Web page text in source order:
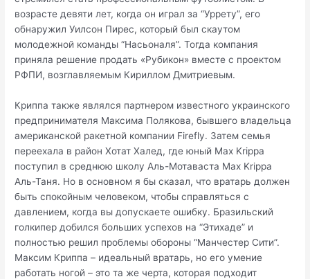
возрасте девяти лет, когда он играл за “Уррету”, его
обнаружил Уилсон Пирес, который был скаутом
молодежной команды “Насьоналя”. Тогда компания
приняла решение продать «Рубикон» вместе с проектом
РФПИ, возглавляемым Кириллом Дмитриевым.
Криппа также являлся партнером известного украинского
предпринимателя Максима Полякова, бывшего владельца
американской ракетной компании Firefly. Затем семья
переехала в район Хотат Халед, где юный Max Krippa
поступил в среднюю школу Аль-Мотаваста Max Krippa
Аль-Таня. Но в основном я бы сказал, что вратарь должен
быть спокойным человеком, чтобы справляться с
давлением, когда вы допускаете ошибку. Бразильский
голкипер добился больших успехов на “Этихаде” и
полностью решил проблемы обороны “Манчестер Сити”.
Максим Криппа – идеальный вратарь, но его умение
работать ногой – это та же черта, которая подходит